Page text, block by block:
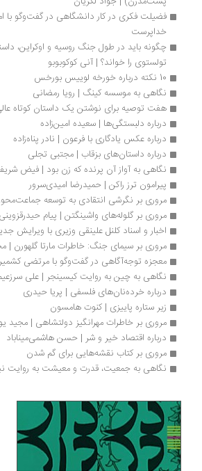
خداپرست
تولستوی را خواند؟ | آنی کوکوبوبو
نگاهی به موسسه کینگ | رویا رمضانی
هفت توصیه برای نوشتن یک داستان کوتاه عالی |
درباره دلبستگی‌ها | سعیده امین‌زاده
درباره عکس یادگاری با فرعون | نادر پناه‌زاده
درباره داستان‌های بزقاب | مجتبی تجلی
نگاهی به آواز آن پرنده که زن بود | فیض شریفی
پیرامون ترز راکن | حمیدرضا امیدی‌سرور
مروری بر نگرشی انتقادی به توسعه جماعت‌محور |
مروری بر گلوله‌های واشینگتن | پیام حیدرقزوینی
اخبار و اسناد کلنل علینقی وزیری با ویرایش جدید
مروری بر سیمای جنگ: خاطرات مارتا گلهورن | محمد
معجزه توجه‌آگاهی در گفت‌وگو با مرتضی کشمیری
نگاهی به چین به روایت کیسینجر | علی سرزعیم
درباره خرده‌نان‌های فلسفی | پریا حیدری
زیر ستاره پاییزی | کنوت هامسون
مروری بر خاطرات مهرانگیز دولتشاهی | مجید یوسفی
درباره اقتصاد خیر و شر | حسن هاشمی‌میناباد
مروری بر کتاب نقشه‌هایی برای گم شدن
نگاهی به جمعیت، قدرت و معیشت به روایت نیل هو